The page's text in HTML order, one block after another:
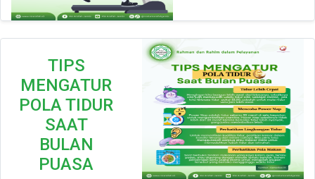
TIPS
MENGATUR
POLA TIDUR
SAAT
BULAN
PUASA